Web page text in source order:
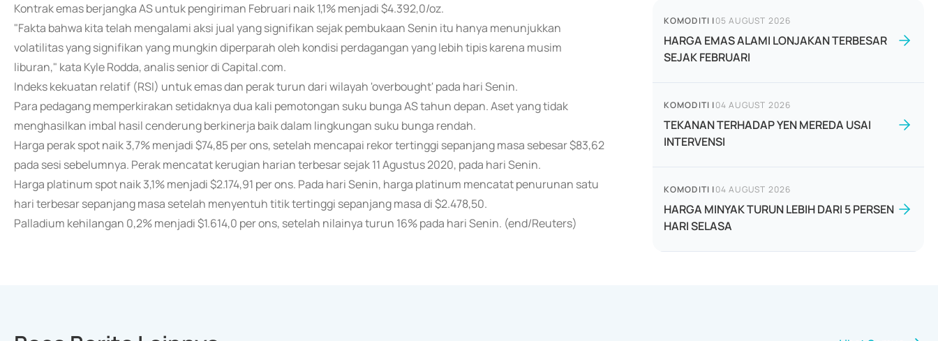
Kontrak emas berjangka AS untuk pengiriman Februari naik 1,1% menjadi $4.392,0/oz.
"Fakta bahwa kita telah mengalami aksi jual yang signifikan sejak pembukaan Senin itu hanya menunjukkan
volatilitas yang signifikan yang mungkin diperparah oleh kondisi perdagangan yang lebih tipis karena musim
liburan," kata Kyle Rodda, analis senior di Capital.com.
Indeks kekuatan relatif (RSI) untuk emas dan perak turun dari wilayah 'overbought' pada hari Senin.
Para pedagang memperkirakan setidaknya dua kali pemotongan suku bunga AS tahun depan. Aset yang tidak
menghasilkan imbal hasil cenderung berkinerja baik dalam lingkungan suku bunga rendah.
Harga perak spot naik 3,7% menjadi $74,85 per ons, setelah mencapai rekor tertinggi sepanjang masa sebesar $83,62
pada sesi sebelumnya. Perak mencatat kerugian harian terbesar sejak 11 Agustus 2020, pada hari Senin.
Harga platinum spot naik 3,1% menjadi $2.174,91 per ons. Pada hari Senin, harga platinum mencatat penurunan satu
hari terbesar sepanjang masa setelah menyentuh titik tertinggi sepanjang masa di $2.478,50.
Palladium kehilangan 0,2% menjadi $1.614,0 per ons, setelah nilainya turun 16% pada hari Senin. (end/Reuters)
KOMODITI |05 AUGUST 2026
HARGA EMAS ALAMI LONJAKAN TERBESAR
SEJAK FEBRUARI
KOMODITI |04 AUGUST 2026
TEKANAN TERHADAP YEN MEREDA USAI
INTERVENSI
KOMODITI |04 AUGUST 2026
HARGA MINYAK TURUN LEBIH DARI 5 PERSEN
HARI SELASA